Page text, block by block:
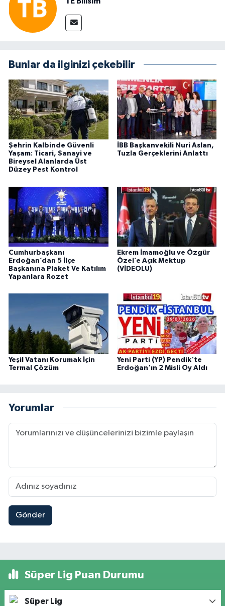
Bunlar da ilginizi çekebilir
Şehrin Kalbinde Güvenli
Yaşam: Ticari, Sanayi ve
Bireysel Alanlarda Üst
Düzey Pest Kontrol
İBB Başkanvekili Nuri Aslan,
Tuzla Gerçeklerini Anlattı
Cumhurbaşkanı
Erdoğan’dan 5 İlçe
Başkanına Plaket Ve Katılım
Yapanlara Rozet
Ekrem İmamoğlu ve Özgür
Özel’e Açık Mektup
(VİDEOLU)
Yeşil Vatanı Korumak İçin
Termal Çözüm
Yeni Parti (YP) Pendik'te
Erdoğan'ın 2 Misli Oy Aldı
Yorumlar
Gönder
Süper Lig Puan Durumu
Süper Lig